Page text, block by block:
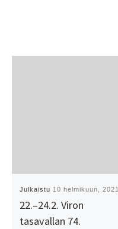
Julkaistu 10 helmikuun, 2021
22.–24.2. Viron
tasavallan 74.